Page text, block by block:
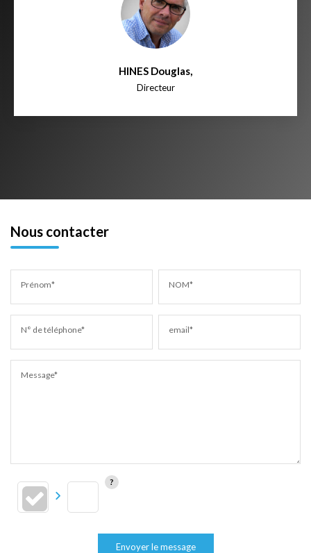
HINES Douglas,
Directeur
Nous contacter
Prénom* NOM*
N° de téléphone* email*
Message*
Envoyer le message